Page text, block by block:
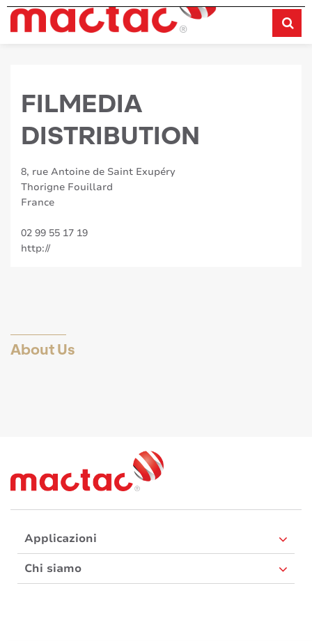
FILMEDIA
DISTRIBUTION
8, rue Antoine de Saint Exupéry
Thorigne Fouillard
France
02 99 55 17 19
http://
About Us
Applicazioni
Chi siamo